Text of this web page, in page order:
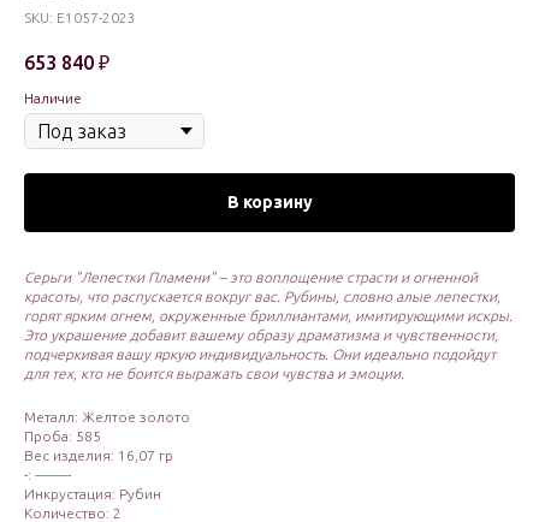
SKU: E1057-2023
653 840 ₽
Наличие
В корзину
Серьги "Лепестки Пламени" – это воплощение страсти и огненной
красоты, что распускается вокруг вас. Рубины, словно алые лепестки,
горят ярким огнем, окруженные бриллиантами, имитирующими искры.
Это украшение добавит вашему образу драматизма и чувственности,
подчеркивая вашу яркую индивидуальность. Они идеально подойдут
для тех, кто не боится выражать свои чувства и эмоции.
Металл: Желтое золото
Проба: 585
Вес изделия: 16,07 гр
-: ----------
Инкрустация: Рубин
Количество: 2